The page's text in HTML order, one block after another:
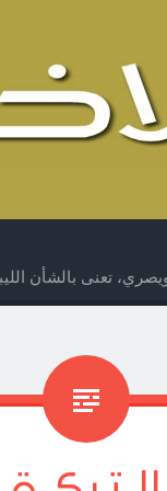
تعنى بالشأن